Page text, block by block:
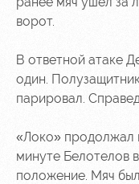
ворот.
В ответной атаке
один.
парировал.
«Локо» продолжал
минуте Белотелов
положение. Мяч